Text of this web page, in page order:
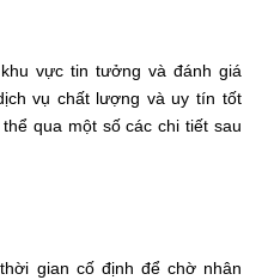
vực tin tưởng và đánh giá
vụ chất lượng và uy tín tốt
qua một số các chi tiết sau
gian cố định để chờ nhân